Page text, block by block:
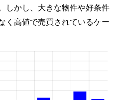
しかし、大きな物件や好条件
く高値で売買されているケー